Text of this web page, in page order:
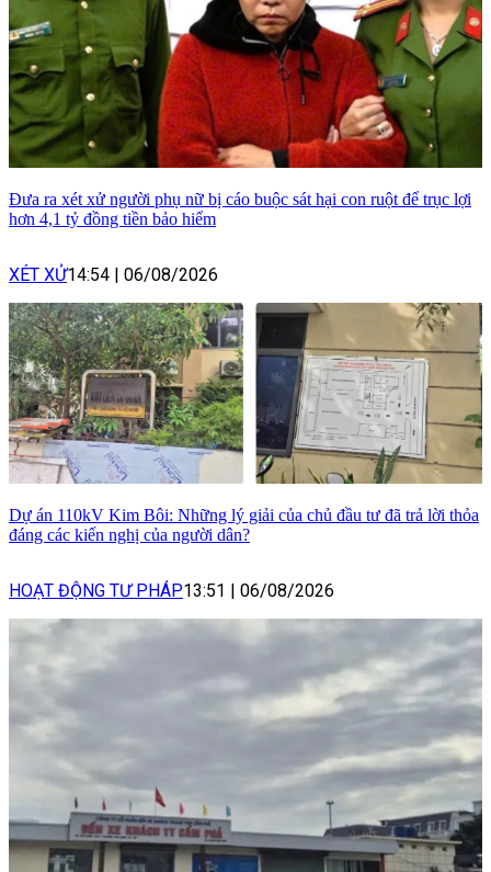
Đưa ra xét xử người phụ nữ bị cáo buộc sát hại con ruột để trục lợi
hơn 4,1 tỷ đồng tiền bảo hiểm
XÉT XỬ14:54 | 06/08/2026
Dự án 110kV Kim Bôi: Những lý giải của chủ đầu tư đã trả lời thỏa
đáng các kiến nghị của người dân?
HOẠT ĐỘNG TƯ PHÁP13:51 | 06/08/2026